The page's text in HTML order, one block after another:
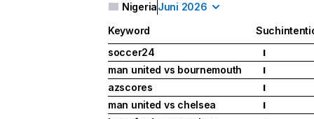
NigeriaJuni 2026
Keyword
soccer24
I
man united vs bournemouth I
azscores I
man united vs chelsea I